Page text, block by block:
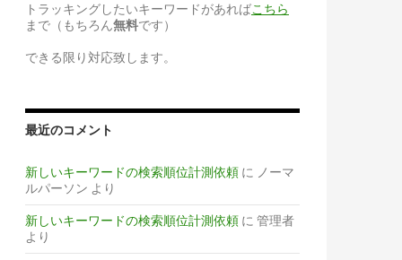
トラッキングしたいキーワードがあればこちら
まで（もちろん無料です）
できる限り対応致します。
最近のコメント
新しいキーワードの検索順位計測依頼 に ノーマ
ルパーソン より
新しいキーワードの検索順位計測依頼 に 管理者
より